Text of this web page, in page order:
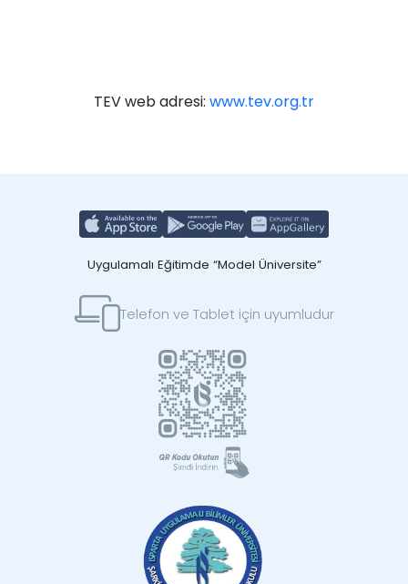
TEV web adresi: www.tev.org.tr
Uygulamalı Eğitimde “Model Üniversite”
Telefon ve Tablet için uyumludur